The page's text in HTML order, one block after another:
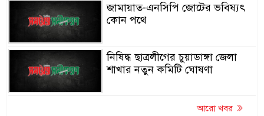
জামায়াত-এনসিপি জোটের ভবিষ্যৎ
কোন পথে
নিষিদ্ধ ছাত্রলীগের চুয়াডাঙ্গা জেলা
শাখার নতুন কমিটি ঘোষণা
আরো খবর